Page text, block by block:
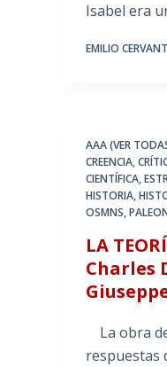
Isabel era
EMILIO
AAA (VER
CREENCIA,
CIENTÍFICA,
HISTORIA,
OSMNS,
LA
Charles
La obra
respuestas